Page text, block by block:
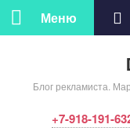
Блог рекламиста.
Меню
+7-918-191-